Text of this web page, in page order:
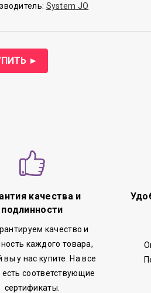
System JO
►
качества и
подлинности
качество и
каждого товара,
вы у нас купите. На все
соответствующие
сертификаты.